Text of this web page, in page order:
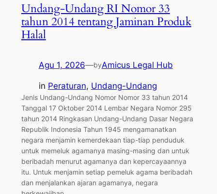
Undang-Undang RI Nomor 33
tahun 2014 tentang Jaminan Produk
Halal
Agu 1, 2026—byAmicus Legal Hub
in Peraturan, Undang-Undang
Jenis Undang-Undang Nomor Nomor 33 tahun 2014
Tanggal 17 Oktober 2014 Lembar Negara Nomor 295
tahun 2014 Ringkasan Undang-Undang Dasar Negara
Republik Indonesia Tahun 1945 mengamanatkan
negara menjamin kemerdekaan tiap-tiap penduduk
untuk memeluk agamanya masing-masing dan untuk
beribadah menurut agamanya dan kepercayaannya
itu. Untuk menjamin setiap pemeluk agama beribadah
dan menjalankan ajaran agamanya, negara